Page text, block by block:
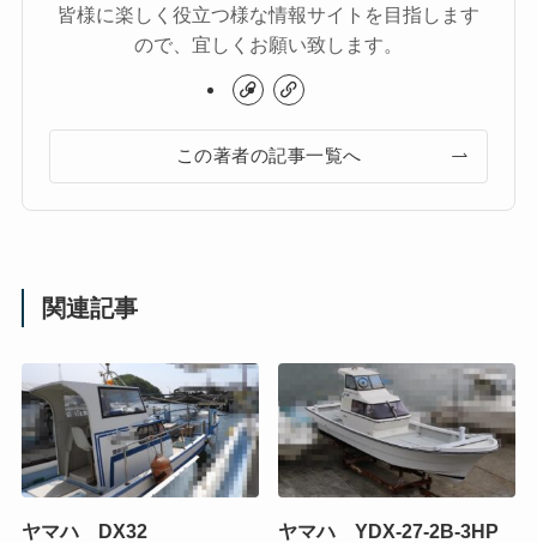
皆様に楽しく役立つ様な情報サイトを目指します
ので、宜しくお願い致します。
この著者の記事一覧へ
関連記事
ヤマハ DX32 ヤマハ YDX-27-2B-3HP